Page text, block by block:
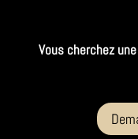
Vous cherchez